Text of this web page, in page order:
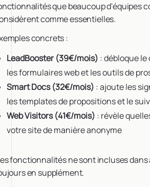
que beaucoup d'équipes
comme essentielles.
concrets :
LeadBooster (39€/mois) : débloque
les formulaires web et les outils de
Smart Docs (32€/mois) : ajoute les
les templates de propositions et le
Web Visitors (41€/mois) : révèle
votre site de manière anonyme
fonctionnalités ne sont incluses dans
en supplément.